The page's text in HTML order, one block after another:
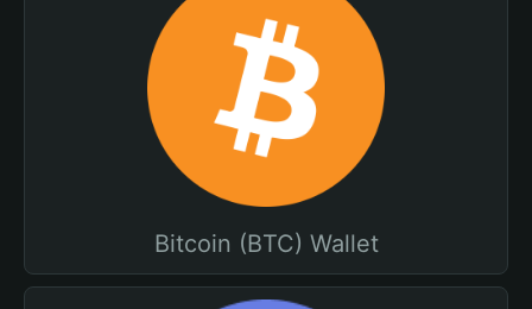
Bitcoin (BTC) Wallet